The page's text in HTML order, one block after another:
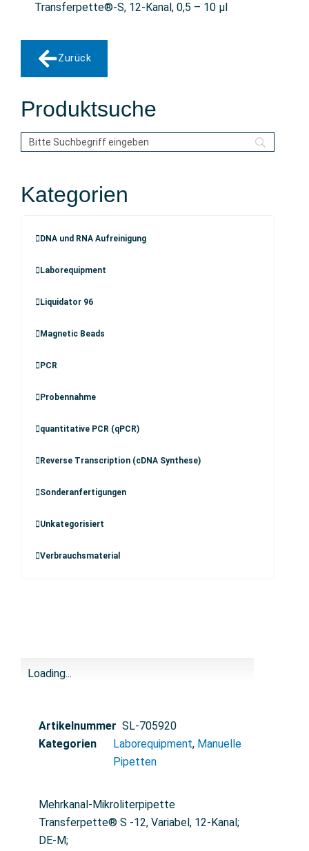
Transferpette®-S, 12-Kanal, 0,5 – 10 µl
Zurück
Produktsuche
Kategorien
DNA und RNA Aufreinigung
Laborequipment
Liquidator 96
Magnetic Beads
PCR
Probennahme
quantitative PCR (qPCR)
Reverse Transcription (cDNA Synthese)
Sonderanfertigungen
Unkategorisiert
Verbrauchsmaterial
Loading...
Artikelnummer SL-705920
Kategorien
Laborequipment, Manuelle
Pipetten
Mehrkanal-Mikroliterpipette
Transferpette® S -12, Variabel, 12-Kanal;
DE-M;